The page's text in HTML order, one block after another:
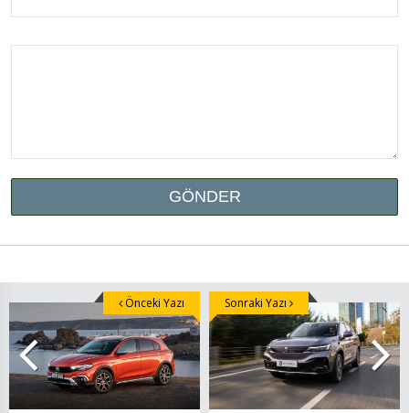
Önceki Yazı Sonraki Yazı